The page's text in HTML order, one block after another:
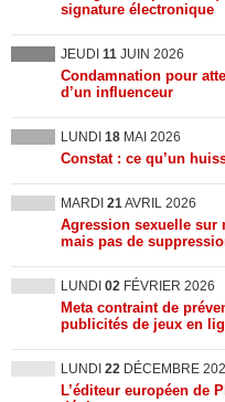
signature électronique
JEUDI 11 JUIN 2026
Condamnation pour
d’un influenceur
LUNDI 18 MAI 2026
Constat : ce qu’un
MARDI 21AVRIL 2026
Agression sexuelle sur
mais pas de
LUNDI 02 FÉVRIER 2026
Meta contraint de
publicités de jeux en
LUNDI 22 DÉCEMBRE
L’éditeur européen de